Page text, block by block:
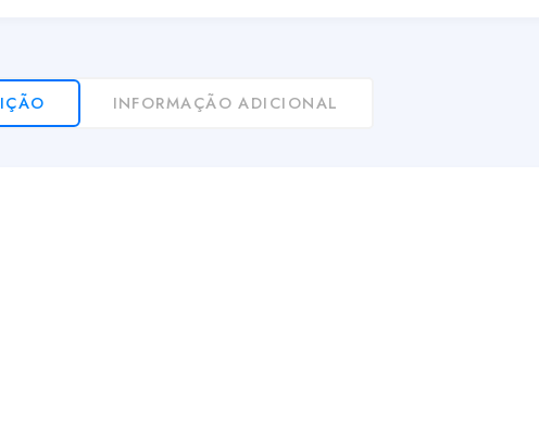
INFORMAÇÃO ADICIONAL